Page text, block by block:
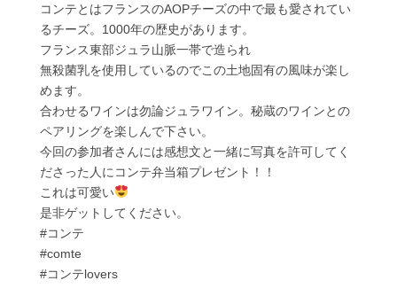
コンテとはフランスのAOPチーズの中で最も愛されてい
るチーズ。1000年の歴史があります。
フランス東部ジュラ山脈一帯で造られ
無殺菌乳を使用しているのでこの土地固有の風味が楽し
めます。
合わせるワインは勿論ジュラワイン。秘蔵のワインとの
ペアリングを楽しんで下さい。
今回の参加者さんには感想文と一緒に写真を許可してく
ださった人にコンテ弁当箱プレゼント！！
これは可愛い
是非ゲットしてください。
#コンテ
#comte
#コンテlovers